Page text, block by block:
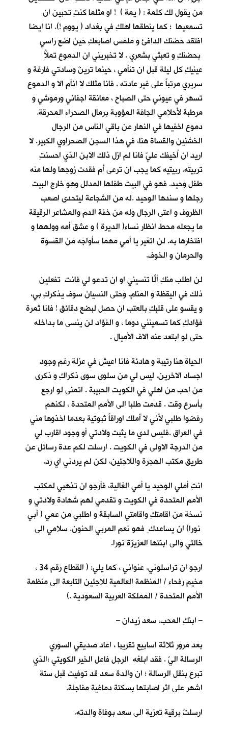
من يقول لك كلمة : ( يمة ) ! او مثلما كنتِ تحبين ان
تسمعيها ؛ كما ينطقها اهلكِ في بغداد ( يووم !). انا ايضا
افتقد حضنك الدافئ و ملمس اصابعكِ حين اضع راسي
بحضنكِ و تعبثي بشعري . لا تخبريني ان الدموع تملأُ
عينيكِ كل ليلة قبل ان تنأمي ، حينما ترينَ وسادتي فارغة و
سريري مرتباً على غير عادته . فانا مثلك لا انأم الا و الدموع
تسهر في عيوني حتى الصباح ، معانقة اجفاني ورموشي و
مرطبة لأحلامي الجافة المؤوبة برمال الصحراء المحرقة.
دموع اخفيها في النهار عن باقي الناس من الرجال
الخشنين والقساة هنا، في هذا السجن الصحراوي الكبير. لا
اريد ان اُخيفك عليّ فانا لم ازل ذلك الابن الذي احسنتِ
تربيته. ربيتيه كما يجب ان ترعى أم فقدت زوجها ولها منه
طفل وحيد. فهو في البيت طفلها المدلل وهو خارج البيت
رجلها و سندها الوحيد .له من الشجاعة ليتحدى اصعب
الظروف و اعتى الرجال وله من خفة الدم والمشاعر الرقيقة
ما يجعله محط انظار نساء( الديرة ) و عشق أمه وولهها و
افتخارها به. لن اتغير يا أمي مهما سأواجه من القسوة
والحرمان و الخوف.
لن اطلب منكِ ألّا تنسيني او ان تدعو لي فانتِ تفعلين
ذلك في اليقظة و المنام. وحتى النسيان سوف يذكركِ بي،
و يقسو على قلبكِ بالعتب ان حصل لبضع دقائق ! فانا ثمرة
فؤادكِ كما تسمينني دوما ، و الفؤاد لن ينسى ما بداخله
حتى لو ابتعد عنه الاف الأميال .
الحياة هنا رتيبة و هادئة فانا اعيش في عزلة رغم وجود
اجساد الاخرين. ليس لي من سلوى سوى ذكراكِ و ذكرى
من احب من اهلي في الكويت الحبيبة . اتمنى لو ارجع
بأسرع وقت . قدمت طلبا الى الأمم المتحدة ، لكنهم
رفضوا طلبي لأني لا أملك اوراقاً ثبوتية بعدما اخذوها مني
في العراق .فليس لدي ما يثبت ولادتي أو وجود اقارب لي
من الدرجة الاولى في الكويت . ارسلت لكم عدة رسائل عن
طريق مكتب الهجرة واللاجئين، لكن لم يردني اي رد.
انتِ أملي الوحيد يا أمي الغالية، فأرجو ان تذهبي لمكتب
الأمم المتحدة في الكويت و تقدمي لهم شهادة ولادتي و
نسخة من اقامتكِ واقامتي السابقة و اطلبي من عمي ( أبي
نورا) ان يساعدك ِ فهو نعم المربي الحنون. سلامي الى
خالتي والى ابنتها العزيزة نورا.
ارجو ان تراسلوني. عنواني ، كما يلي: ( القطاع رقم 34 ،
مخيم رفحاء / المنظمة العالمية للاجئين التابعة الى منظمة
الأمم المتحدة / المملكة العربية السعودية .)
– ابنكِ المحب، سعد زيدان –
بعد مرور ثلاثة اسابيع تقريبا ، اعاد صديقي السوري
الرسالة اليّ . فقد ابلغه الرجل فاعل الخير الكويتي ؛الذي
تبرع بنقل الرسالة ؛ ان والدة سعد قد توفيت قبل ستة
اشهر على اثر اصابتها بسكتة دماغية مفاجئة.
ارسلتُ برقية تعزية الى سعد بوفاة والدته.